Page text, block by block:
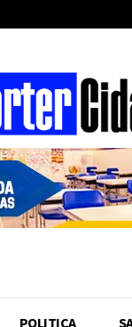
POLITICA